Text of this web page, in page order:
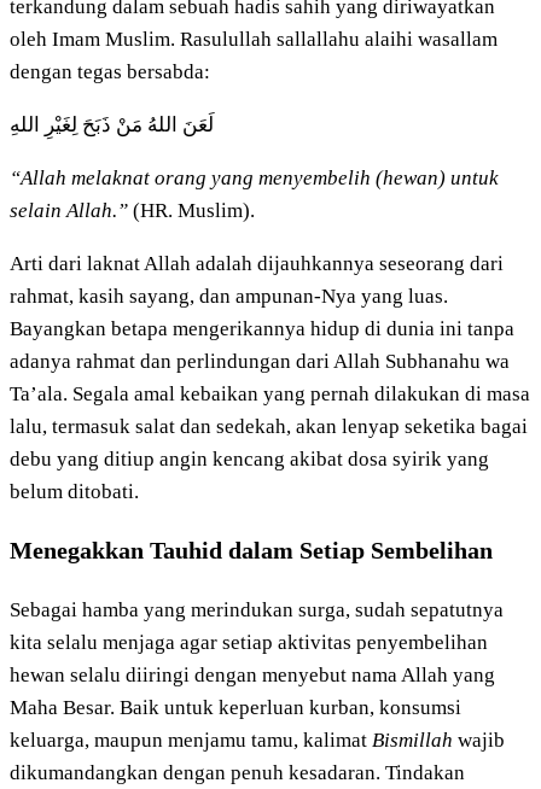
terkandung dalam sebuah hadis sahih yang diriwayatkan
oleh Imam Muslim. Rasulullah sallallahu alaihi wasallam
dengan tegas bersabda:
لَعَنَ اللهُ مَنْ ذَبَحَ لِغَيْرِ اللهِ
“Allah melaknat orang yang menyembelih (hewan) untuk
selain Allah.” (HR. Muslim).
Arti dari laknat Allah adalah dijauhkannya seseorang dari
rahmat, kasih sayang, dan ampunan-Nya yang luas.
Bayangkan betapa mengerikannya hidup di dunia ini tanpa
adanya rahmat dan perlindungan dari Allah Subhanahu wa
Ta’ala. Segala amal kebaikan yang pernah dilakukan di masa
lalu, termasuk salat dan sedekah, akan lenyap seketika bagai
debu yang ditiup angin kencang akibat dosa syirik yang
belum ditobati.
Menegakkan Tauhid dalam Setiap Sembelihan
Sebagai hamba yang merindukan surga, sudah sepatutnya
kita selalu menjaga agar setiap aktivitas penyembelihan
hewan selalu diiringi dengan menyebut nama Allah yang
Maha Besar. Baik untuk keperluan kurban, konsumsi
keluarga, maupun menjamu tamu, kalimat Bismillah wajib
dikumandangkan dengan penuh kesadaran. Tindakan